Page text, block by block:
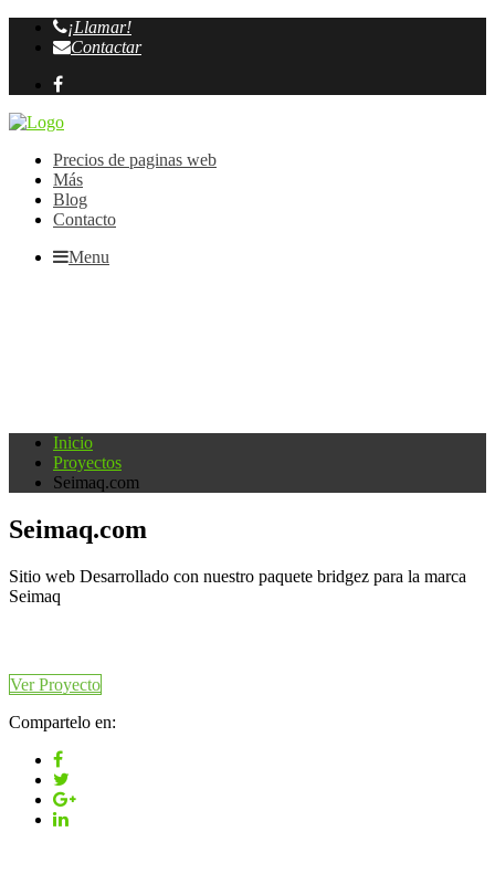
¡Llamar!
Contactar
Precios de paginas web
Más
Blog
Contacto
Menu
Inicio
Proyectos
Seimaq.com
Seimaq.com
Sitio web Desarrollado con nuestro paquete bridgez para la marca
Seimaq
Ver Proyecto
Compartelo en: